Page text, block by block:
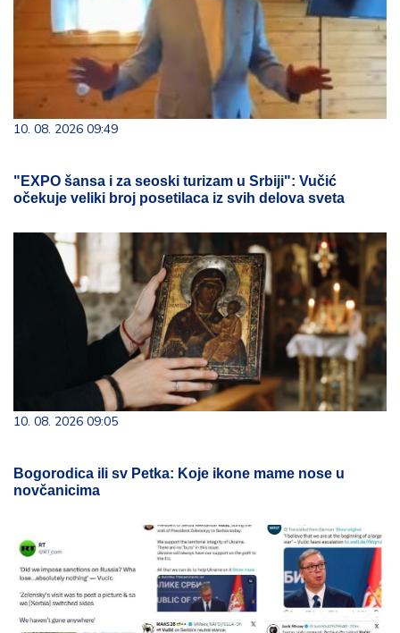
10. 08. 2026 09:49
"EXPO šansa i za seoski turizam u Srbiji": Vučić
očekuje veliki broj posetilaca iz svih delova sveta
10. 08. 2026 09:05
Bogorodica ili sv Petka: Koje ikone mame nose u
novčanicima